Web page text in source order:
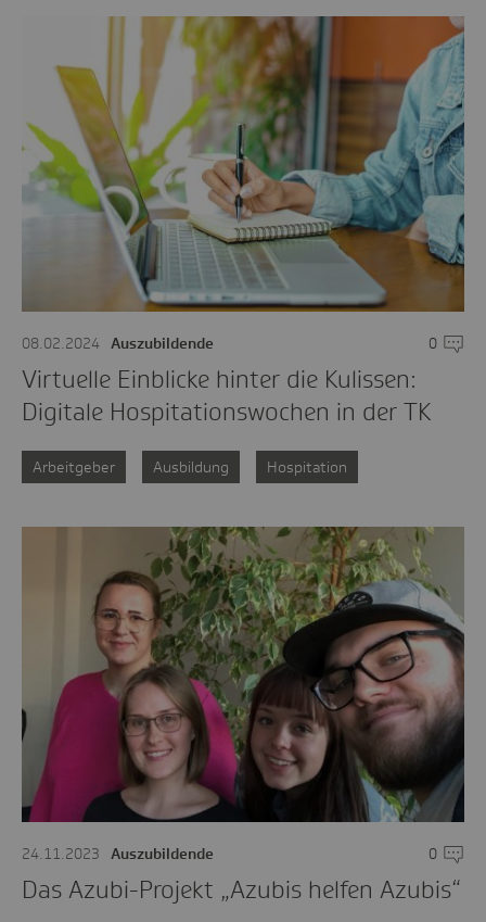
08.02.2024 Auszubildende 0
Virtuelle Einblicke hinter die Kulissen:
Digitale Hospitationswochen in der TK
Arbeitgeber Ausbildung Hospitation
24.11.2023 Auszubildende 0
Das Azubi-Projekt „Azubis helfen Azubis“